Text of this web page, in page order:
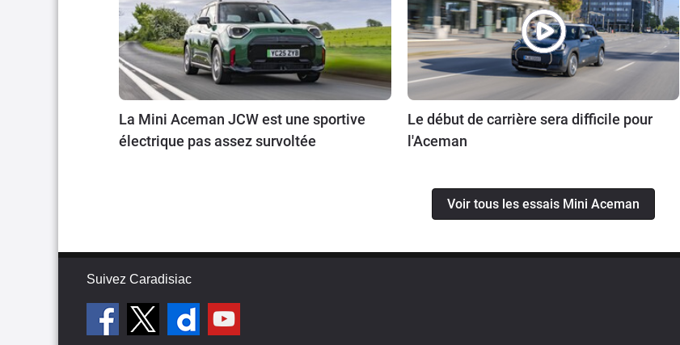
La Mini Aceman JCW est une sportive
électrique pas assez survoltée
Le début de carrière sera difficile pour
l'Aceman
Voir tous les essais Mini Aceman
Suivez Caradisiac